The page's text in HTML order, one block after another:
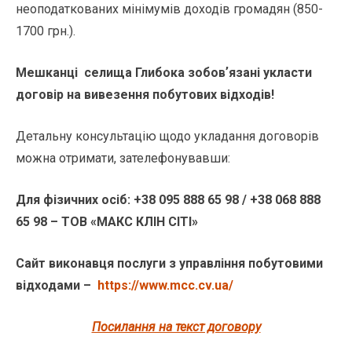
неоподаткованих мінімумів доходів громадян (850-
1700 грн.).
Мешканці селища Глибока зобовʼязані укласти
договір на вивезення побутових відходів!
Детальну консультацію щодо укладання договорів
можна отримати, зателефонувавши:
Для фізичних осіб: +38 095 888 65 98 / +38 068 888
65 98 – ТОВ «МАКС КЛІН СІТІ»
Сайт виконавця послуги з управління побутовими
відходами – https://www.mcc.cv.ua/
Посилання на текст договору